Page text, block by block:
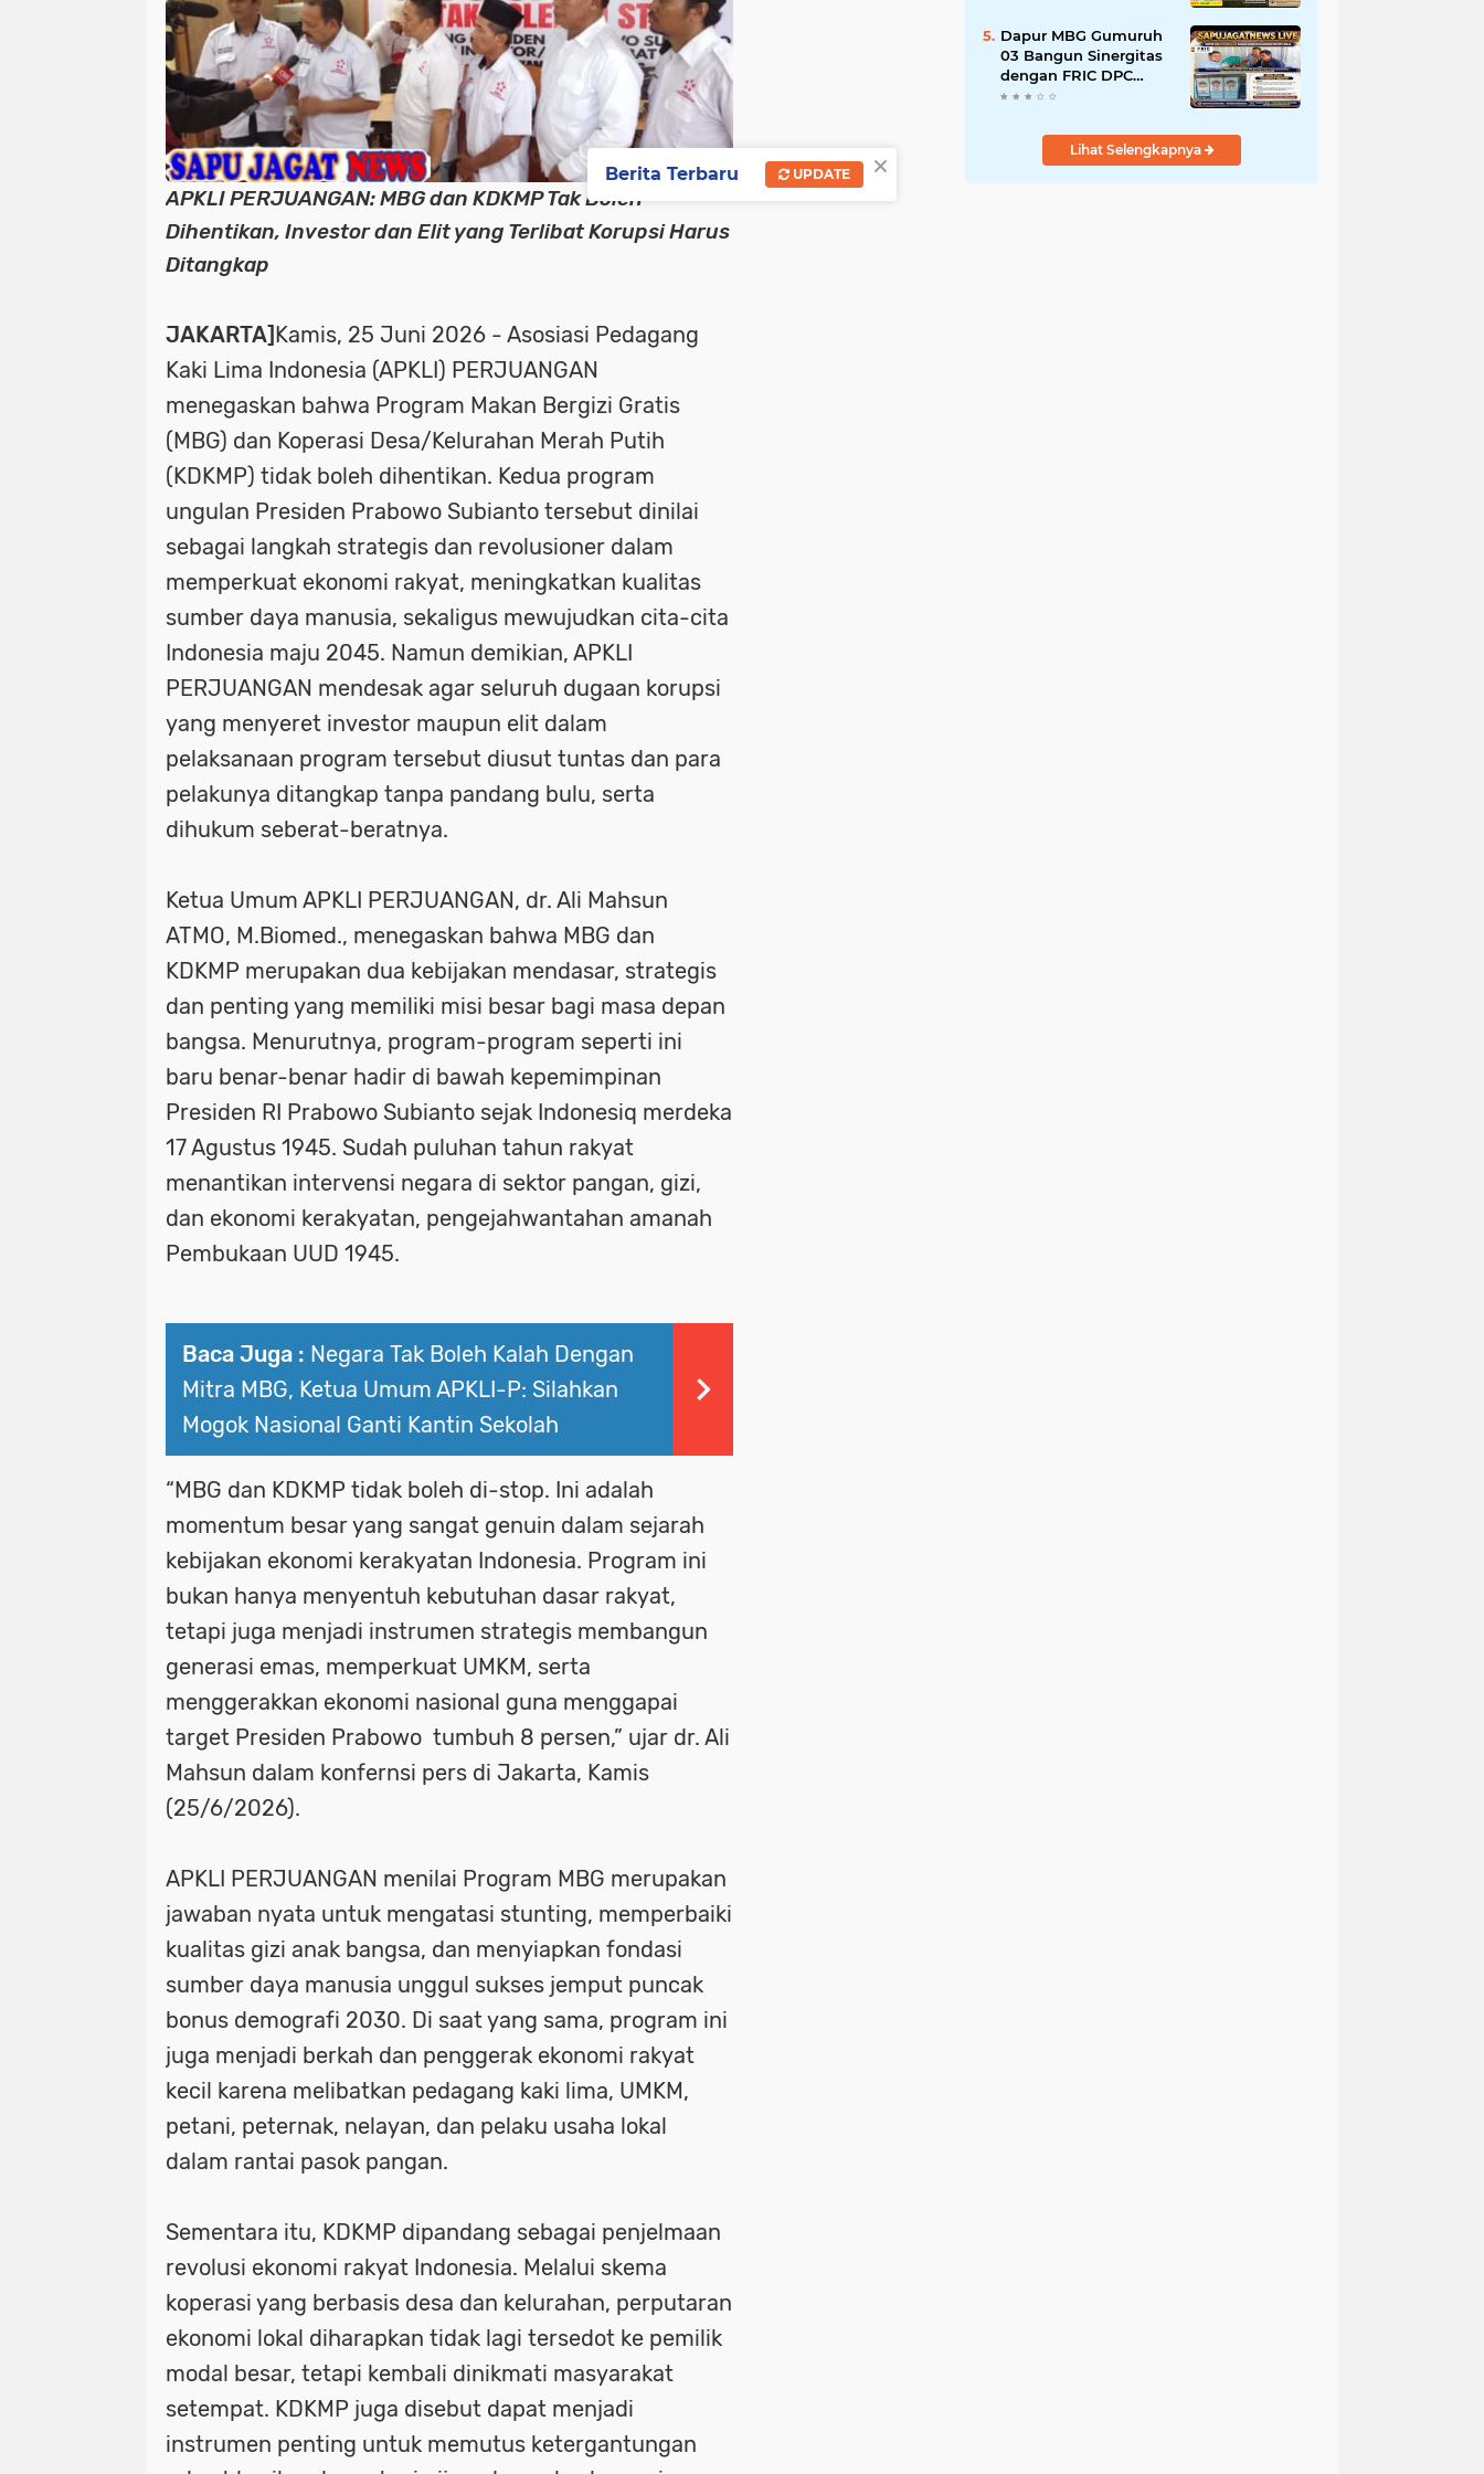
APKLI PERJUANGAN: MBG dan KDKMP Tak Boleh
Dihentikan, Investor dan Elit yang Terlibat Korupsi Harus
Ditangkap
JAKARTA]Kamis, 25 Juni 2026 - Asosiasi Pedagang
Kaki Lima Indonesia (APKLI) PERJUANGAN
menegaskan bahwa Program Makan Bergizi Gratis
(MBG) dan Koperasi Desa/Kelurahan Merah Putih
(KDKMP) tidak boleh dihentikan. Kedua program
ungulan Presiden Prabowo Subianto tersebut dinilai
sebagai langkah strategis dan revolusioner dalam
memperkuat ekonomi rakyat, meningkatkan kualitas
sumber daya manusia, sekaligus mewujudkan cita-cita
Indonesia maju 2045. Namun demikian, APKLI
PERJUANGAN mendesak agar seluruh dugaan korupsi
yang menyeret investor maupun elit dalam
pelaksanaan program tersebut diusut tuntas dan para
pelakunya ditangkap tanpa pandang bulu, serta
dihukum seberat-beratnya.
Ketua Umum APKLI PERJUANGAN, dr. Ali Mahsun
ATMO, M.Biomed., menegaskan bahwa MBG dan
KDKMP merupakan dua kebijakan mendasar, strategis
dan penting yang memiliki misi besar bagi masa depan
bangsa. Menurutnya, program-program seperti ini
baru benar-benar hadir di bawah kepemimpinan
Presiden RI Prabowo Subianto sejak Indonesiq merdeka
17 Agustus 1945. Sudah puluhan tahun rakyat
menantikan intervensi negara di sektor pangan, gizi,
dan ekonomi kerakyatan, pengejahwantahan amanah
Pembukaan UUD 1945.
Baca Juga : Negara Tak Boleh Kalah Dengan
Mitra MBG, Ketua Umum APKLI-P: Silahkan
Mogok Nasional Ganti Kantin Sekolah
“MBG dan KDKMP tidak boleh di-stop. Ini adalah
momentum besar yang sangat genuin dalam sejarah
kebijakan ekonomi kerakyatan Indonesia. Program ini
bukan hanya menyentuh kebutuhan dasar rakyat,
tetapi juga menjadi instrumen strategis membangun
generasi emas, memperkuat UMKM, serta
menggerakkan ekonomi nasional guna menggapai
target Presiden Prabowo tumbuh 8 persen,” ujar dr. Ali
Mahsun dalam konfernsi pers di Jakarta, Kamis
(25/6/2026).
APKLI PERJUANGAN menilai Program MBG merupakan
jawaban nyata untuk mengatasi stunting, memperbaiki
kualitas gizi anak bangsa, dan menyiapkan fondasi
sumber daya manusia unggul sukses jemput puncak
bonus demografi 2030. Di saat yang sama, program ini
juga menjadi berkah dan penggerak ekonomi rakyat
kecil karena melibatkan pedagang kaki lima, UMKM,
petani, peternak, nelayan, dan pelaku usaha lokal
dalam rantai pasok pangan.
Sementara itu, KDKMP dipandang sebagai penjelmaan
revolusi ekonomi rakyat Indonesia. Melalui skema
koperasi yang berbasis desa dan kelurahan, perputaran
ekonomi lokal diharapkan tidak lagi tersedot ke pemilik
modal besar, tetapi kembali dinikmati masyarakat
setempat. KDKMP juga disebut dapat menjadi
instrumen penting untuk memutus ketergantungan
Jabatan
Dapur MBG Gumuruh
03 Bangun Sinergitas
dengan FRIC DPC
Kabupaten Lebak,
SOP BGN Pusat
Lihat Selengkapnya
×
Berita Terbaru UPDATE